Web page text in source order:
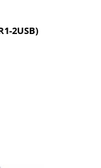
2USB)